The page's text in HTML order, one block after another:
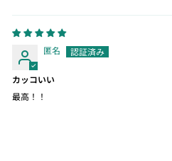
匿名
カッコいい
最高！！